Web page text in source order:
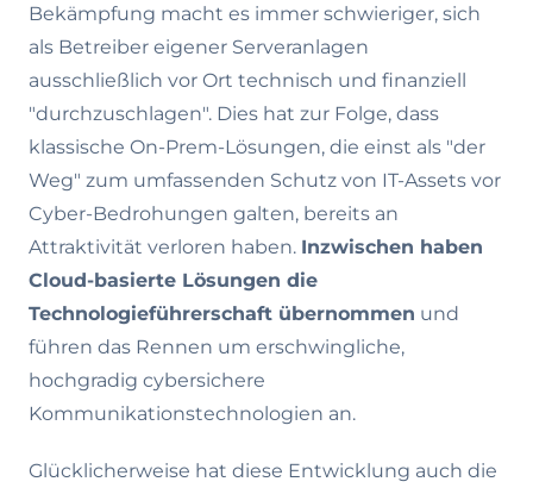
Bekämpfung macht es immer schwieriger, sich
als Betreiber eigener Serveranlagen
ausschließlich vor Ort technisch und finanziell
"durchzuschlagen". Dies hat zur Folge, dass
klassische On-Prem-Lösungen, die einst als "der
Weg" zum umfassenden Schutz von IT-Assets vor
Cyber-Bedrohungen galten, bereits an
Attraktivität verloren haben. Inzwischen haben
Cloud-basierte Lösungen die
Technologieführerschaft übernommen und
führen das Rennen um erschwingliche,
hochgradig cybersichere
Kommunikationstechnologien an.
Glücklicherweise hat diese Entwicklung auch die